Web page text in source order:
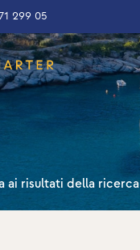
299 05
ai risultati della ricerca